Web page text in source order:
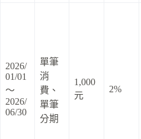
2026/
01/01
～
2026/
06/30
單筆
消
費、
單筆
分期
1,000
元
2%